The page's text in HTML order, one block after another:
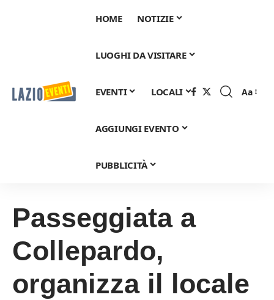
HOME NOTIZIE
LUOGHI DA VISITARE
EVENTI LOCALI
AGGIUNGI EVENTO
PUBBLICITÀ
Font
Aa
Passeggiata a
Collepardo,
organizza il locale